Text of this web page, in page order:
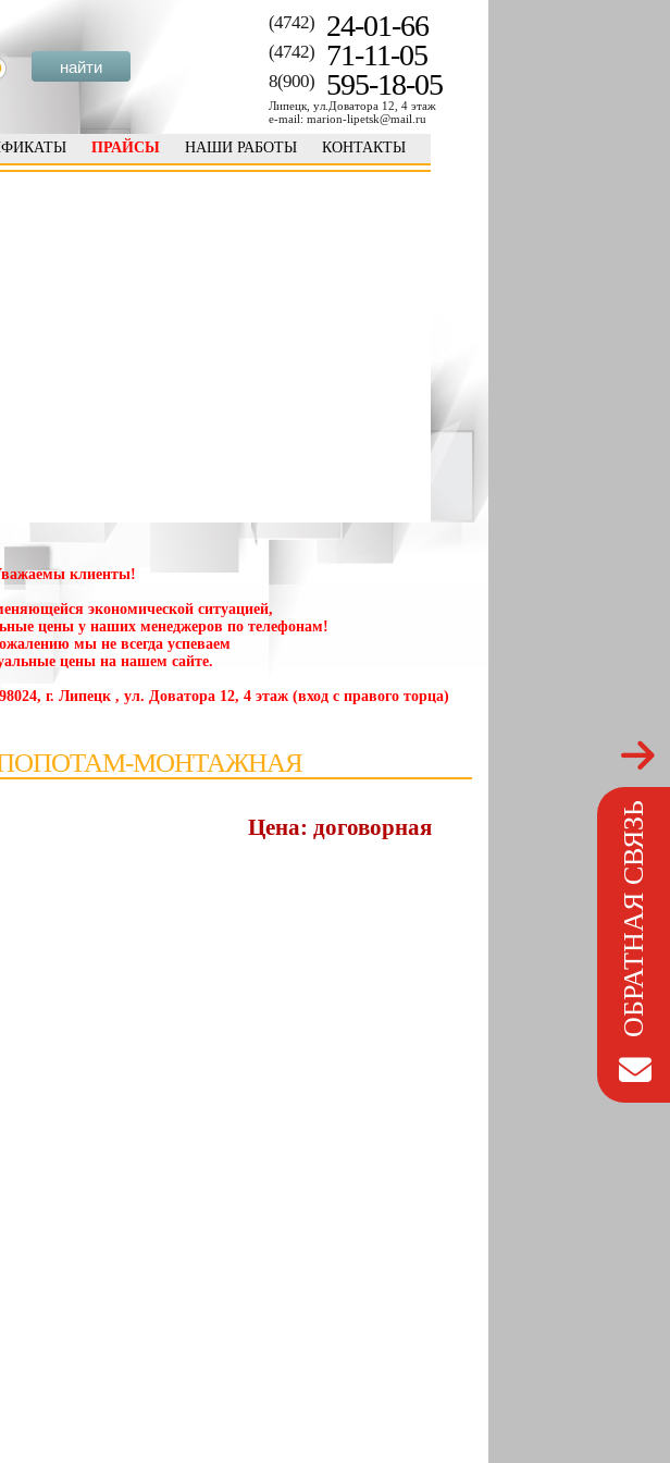
ОБРАТНАЯ СВЯЗЬ
(4742) 24-01-66
(4742) 71-11-05
8(900) 595-18-05
Липецк, ул.Доватора 12, 4 этаж
e-mail: marion-lipetsk@mail.ru
ПРАЙСЫ НАШИ РАБОТЫ КОНТАКТЫ
клиенты!
экономической ситуацией,
цены у наших менеджеров по телефонам!
мы не всегда успеваем
цены на нашем сайте.
г. Липецк , ул. Доватора 12, 4 этаж (вход с правого торца)
МОНТАЖНАЯ
Цена: договорная